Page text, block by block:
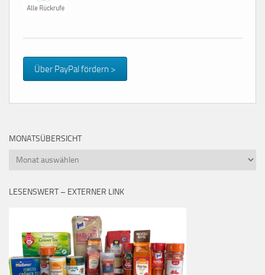
Über PayPal fördern >
MONATSÜBERSICHT
Monatsübersicht
LESENSWERT – EXTERNER LINK